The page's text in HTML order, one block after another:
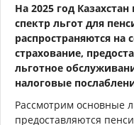
На 2025 год
спектр льгот для
распространяются
страхование,
льготное
налоговые
Рассмотрим основные
предоставляются